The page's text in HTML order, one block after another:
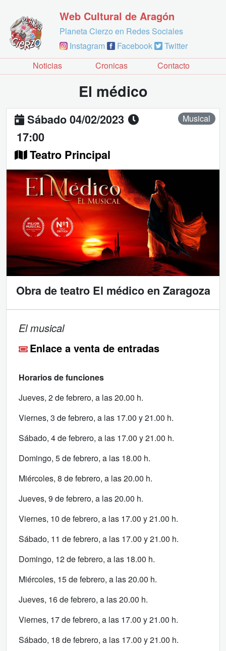
Web Cultural de Aragón
Planeta Cierzo en Redes Sociales
Instagram
Facebook
Twitter
Noticias
Cronicas Contacto
El médico
Sábado 04/02/2023
17:00
Teatro Principal
Musical
Obra de teatro El médico en Zaragoza
El musical
Enlace a venta de entradas
Horarios de funciones
Jueves, 2 de febrero, a las 20.00 h.
Viernes, 3 de febrero, a las 17.00 y 21.00 h.
Sábado, 4 de febrero, a las 17.00 y 21.00 h.
Domingo, 5 de febrero, a las 18.00 h.
Miércoles, 8 de febrero, a las 20.00 h.
Jueves, 9 de febrero, a las 20.00 h.
Viernes, 10 de febrero, a las 17.00 y 21.00 h.
Sábado, 11 de febrero, a las 17.00 y 21.00 h.
Domingo, 12 de febrero, a las 18.00 h.
Miércoles, 15 de febrero, a las 20.00 h.
Jueves, 16 de febrero, a las 20.00 h.
Viernes, 17 de febrero, a las 17.00 y 21.00 h.
Sábado, 18 de febrero, a las 17.00 y 21.00 h.